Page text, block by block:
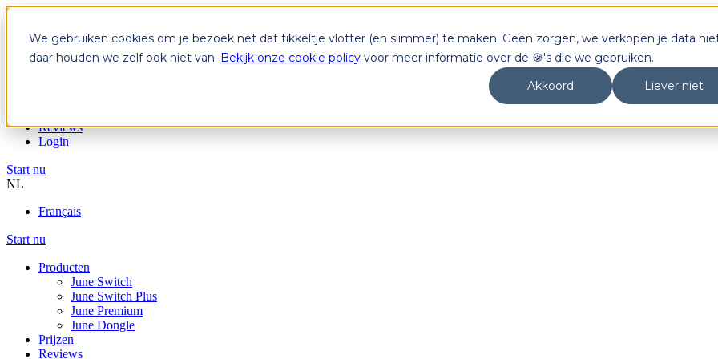
We gebruiken cookies om je bezoek net dat tikkeltje vlotter (en slimmer) te maken. Geen zorgen, we verkopen je data
daar houden we zelf ook niet van. Bekijk onze cookie policy voor meer informatie over de 🍪's die we gebruiken.
Akkoord
Liever niet
Producten
June Switch
Reviews
Login
Start nu
NL
Français
Start nu
Producten
June Switch
June Switch Plus
June Premium
June Dongle
Prijzen
Reviews